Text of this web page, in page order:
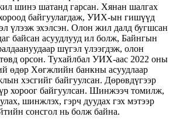
шинэ шатанд гарсан. Хянан шалгах
байгуулагдаж, УИХ-ын гишүүд
үлээж эхэлсэн. Олон жил далд бугшсан
байсан асуудлууд ил болж, Байнгын
шүгэл үлээгдэж, олон
орсон. Тухайлбал УИХ-аас 2022 оны
өдөр Хөгжлийн банкны асуудлаар
хэсгийг байгуулсан. Дөрөвдүгээр
хороог байгуулсан. Шинжээч томилж,
шинжлэх, гэрч дуудах гэх мэтээр
сонсгол нь болж байна.